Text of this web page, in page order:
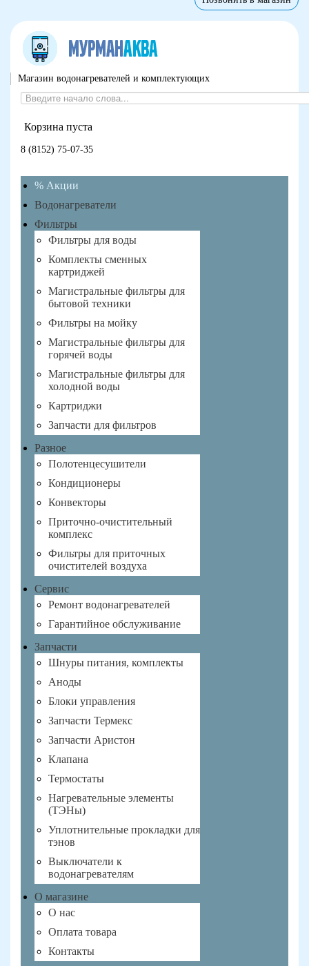
Магазин водонагревателей и комплектующих
Корзина пуста
8 (8152) 75-07-35
% Акции
Водонагреватели
Фильтры
Фильтры для воды
Комплекты сменных
картриджей
Магистральные фильтры для
бытовой техники
Фильтры на мойку
Магистральные фильтры для
горячей воды
Магистральные фильтры для
холодной воды
Картриджи
Запчасти для фильтров
Разное
Полотенцесушители
Кондиционеры
Конвекторы
Приточно-очистительный
комплекс
Фильтры для приточных
очистителей воздуха
Сервис
Ремонт водонагревателей
Гарантийное обслуживание
Запчасти
Шнуры питания, комплекты
Аноды
Блоки управления
Запчасти Термекс
Запчасти Аристон
Клапана
Термостаты
Нагревательные элементы
(ТЭНы)
Уплотнительные прокладки для
тэнов
Выключатели к
водонагревателям
О магазине
О нас
Оплата товара
Контакты